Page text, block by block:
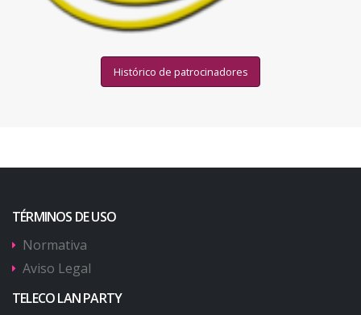
Histórico de patrocinadores
TÉRMINOS DE USO
Normativa
Aviso Legal
TELECO LAN PARTY